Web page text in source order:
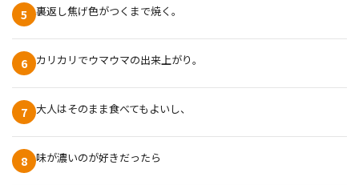
5 裏返し焦げ色がつくまで焼く。
6 カリカリでウマウマの出来上がり。
7 大人はそのまま食べてもよいし、
8 味が濃いのが好きだったら